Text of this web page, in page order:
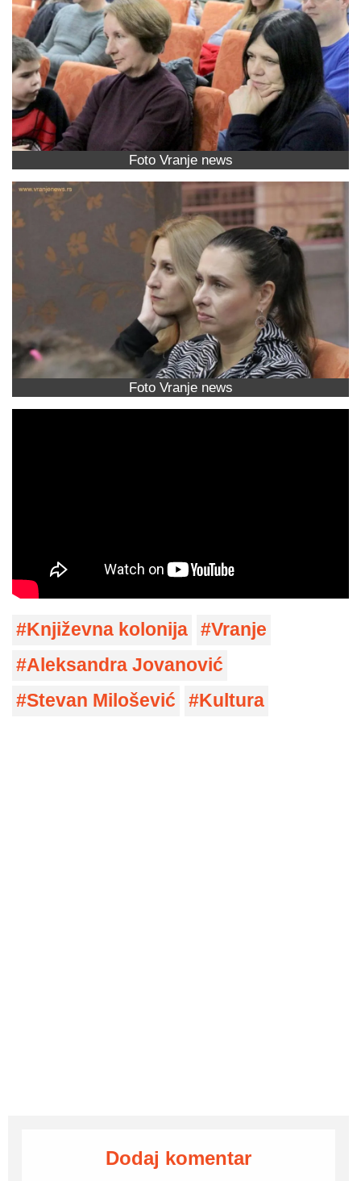
Foto Vranje news
Foto Vranje news
Književna kolonija
Vranje
Aleksandra Jovanović
Stevan Milošević
Kultura
Dodaj komentar